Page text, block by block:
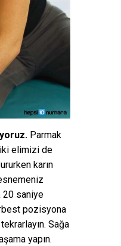
Parmak
iki elimizi de
karın
20 saniye
pozisyona
Sağa
yapın.